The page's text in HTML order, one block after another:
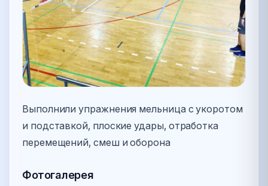
Выполнили упражнения мельница с укоротом
и подставкой, плоские удары, отработка
перемещений, смеш и оборона
Фотогалерея